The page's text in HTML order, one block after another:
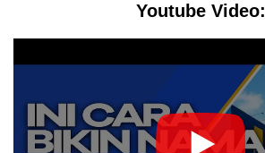
Youtube Video: